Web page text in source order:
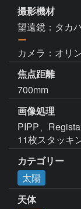
撮影機材
望遠鏡：タカ
ー
カメラ：オリ
焦点距離
700mm
画像処理
PIPP、
11枚スタッキ
カテゴリー
太陽
天体